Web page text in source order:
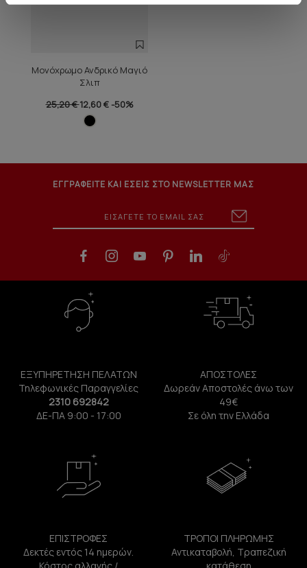
Μονόχρωμο Ανδρικό Μαγιό
Σλιπ
25,20 €12,60 € -50%
ΕΓΓΡΑΦΕΙΤΕ ΚΑΙ ΕΣΕΙΣ ΣΤΟ NEWSLETTER ΜΑΣ
ΕΞΥΠΗΡΕΤΗΣΗ ΠΕΛΑΤΩΝ
Τηλεφωνικές Παραγγελίες
2310 692842
ΔΕ-ΠΑ 9:00 - 17:00
ΑΠΟΣΤΟΛΕΣ
Δωρεάν Αποστολές άνω των
49€
Σε όλη την Ελλάδα
ΕΠΙΣΤΡΟΦΕΣ
Δεκτές εντός 14 ημερών.
ΤΡΟΠΟΙ ΠΛΗΡΩΜΗΣ
Αντικαταβολή, Τραπεζική